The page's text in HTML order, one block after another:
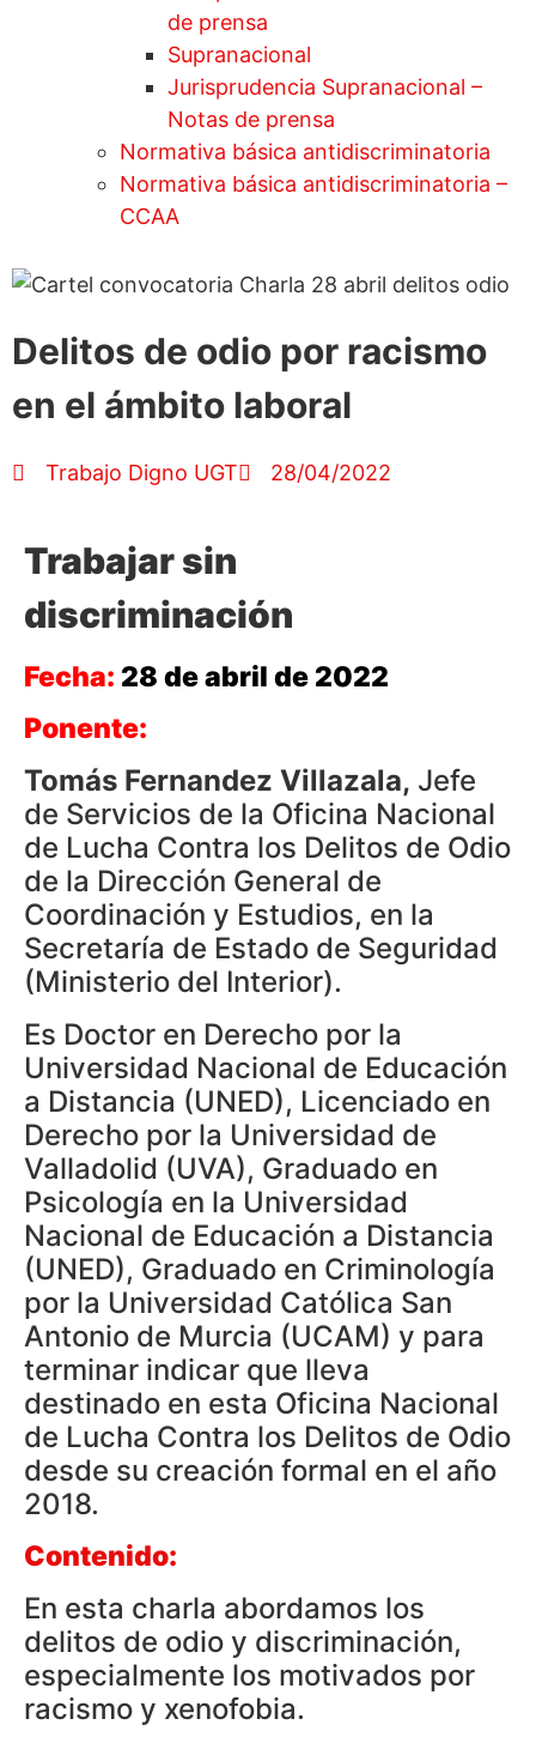
de prensa
Supranacional
Jurisprudencia Supranacional –
Notas de prensa
Normativa básica antidiscriminatoria
Normativa básica antidiscriminatoria –
CCAA
Delitos de odio por racismo
en el ámbito laboral
Trabajo Digno UGT 28/04/2022
Trabajar sin
discriminación
Fecha: 28 de abril de 2022
Ponente:
Tomás Fernandez Villazala, Jefe
de Servicios de la Oficina Nacional
de Lucha Contra los Delitos de Odio
de la Dirección General de
Coordinación y Estudios, en la
Secretaría de Estado de Seguridad
(Ministerio del Interior).
Es Doctor en Derecho por la
Universidad Nacional de Educación
a Distancia (UNED), Licenciado en
Derecho por la Universidad de
Valladolid (UVA), Graduado en
Psicología en la Universidad
Nacional de Educación a Distancia
(UNED), Graduado en Criminología
por la Universidad Católica San
Antonio de Murcia (UCAM) y para
terminar indicar que lleva
destinado en esta Oficina Nacional
de Lucha Contra los Delitos de Odio
desde su creación formal en el año
2018.
Contenido:
En esta charla abordamos los
delitos de odio y discriminación,
especialmente los motivados por
racismo y xenofobia.